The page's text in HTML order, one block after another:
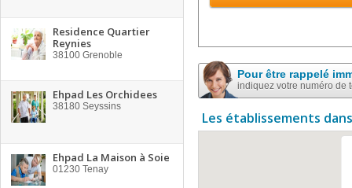
Residence Quartier
Reynies
38100 Grenoble
Ehpad Les Orchidees
38180 Seyssins
Ehpad La Maison à Soie
01230 Tenay
Pour être rappelé
indiquez votre numéro de
Les établissements